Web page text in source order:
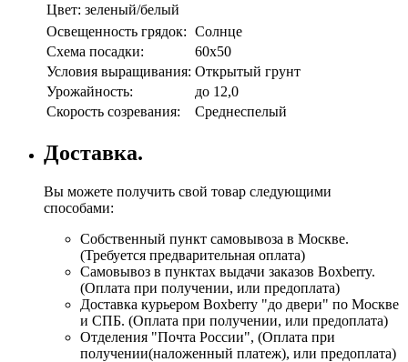
Цвет: зеленый/белый
Освещенность грядок: Солнце
Схема посадки:
60х50
Условия выращивания: Открытый грунт
Урожайность:
до 12,0
Скорость созревания:
Среднеспелый
Доставка.
Вы можете получить свой товар следующими
способами:
Собственный пункт самовывоза в Москве.
(Требуется предварительная оплата)
Самовывоз в пунктах выдачи заказов Boxberry.
(Оплата при получении, или предоплата)
Доставка курьером Boxberry "до двери" по Москве
и СПБ. (Оплата при получении, или предоплата)
Отделения "Почта России", (Оплата при
получении(наложенный платеж), или предоплата)